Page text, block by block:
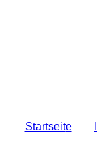
Startseite